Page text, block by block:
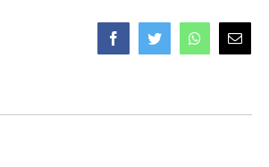
FacebookTwitter WhatsappEmail